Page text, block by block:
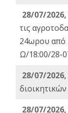
28/07/
τις
24ωρου από
Ω/18:00/28-
28/07/
28/07/